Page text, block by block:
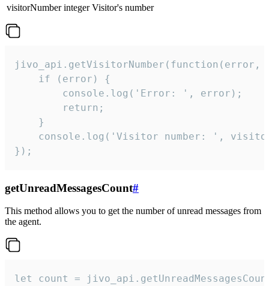
visitorNumber integer Visitor's number
jivo_api.getVisitorNumber(function(error,
    if (error) {
        console.log('Error: ', error);
        return;
    }
console.log('Visitor number: ',
});
getUnreadMessagesCount#
This method allows you to get the number of unread messages from
the agent.
let count =